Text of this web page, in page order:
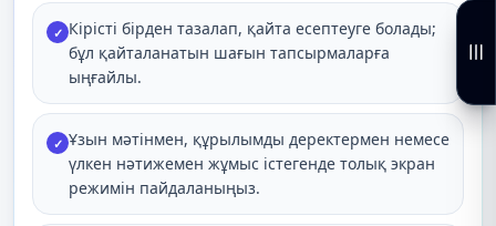
✓ Кірісті бірден тазалап, қайта есептеуге болады;
бұл қайталанатын шағын тапсырмаларға
ыңғайлы.
✓ Ұзын мәтінмен, құрылымды деректермен немесе
үлкен нәтижемен жұмыс істегенде толық экран
режимін пайдаланыңыз.